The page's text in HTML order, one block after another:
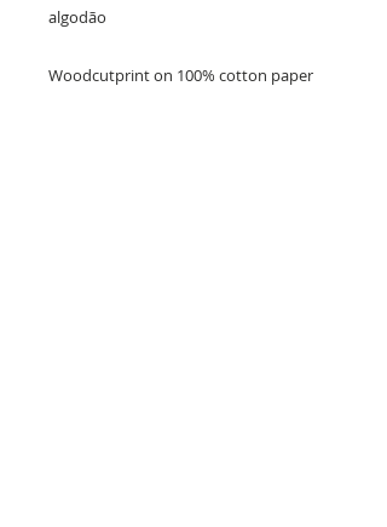
algodão
Woodcutprint on 100% cotton paper